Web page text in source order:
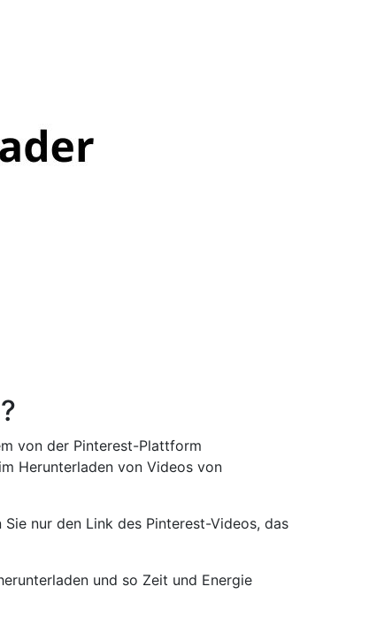
von der Pinterest-Plattform
Herunterladen von Videos von
nur den Link des Pinterest-Videos, das
und so Zeit und Energie